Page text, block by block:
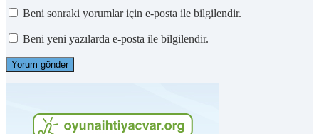
Beni sonraki yorumlar için e-posta ile bilgilendir.
Beni yeni yazılarda e-posta ile bilgilendir.